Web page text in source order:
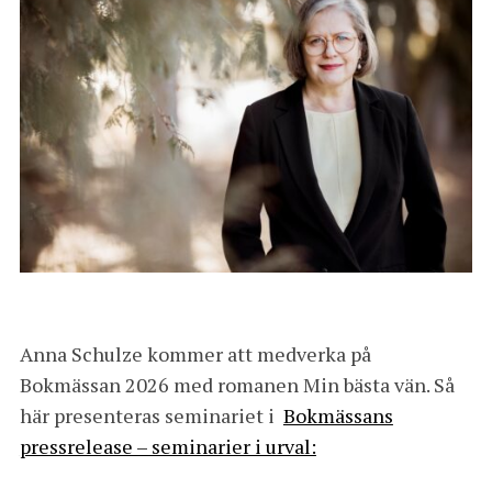
Anna Schulze kommer att medverka på
Bokmässan 2026 med romanen Min bästa vän. Så
här presenteras seminariet i Bokmässans
pressrelease – seminarier i urval: